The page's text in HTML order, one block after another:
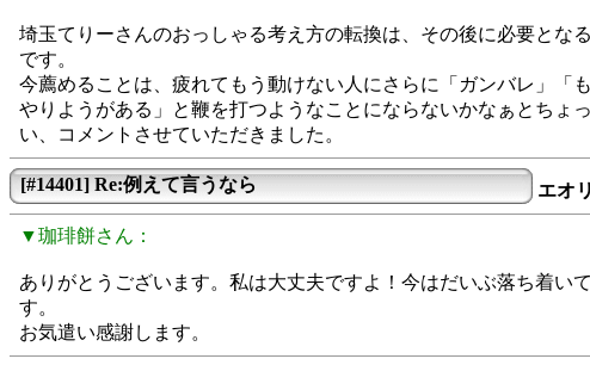
埼玉てりーさんのおっしゃる考え方の転換は、その後に必要とな
です。
今薦めることは、疲れてもう動けない人にさらに「ガンバレ」「
やりようがある」と鞭を打つようなことにならないかなぁとちょ
い、コメントさせていただきました。
[#14401] Re:例えて言うなら エオ
▼珈琲餅さん：
ありがとうございます。私は大丈夫ですよ！今はだいぶ落ち着い
す。
お気遣い感謝します。